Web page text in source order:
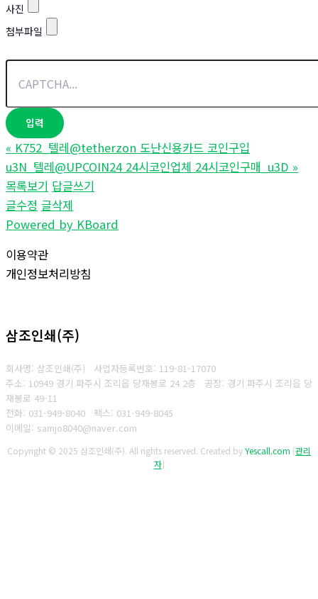
사진
첨부파일
« K752_텔레@tetherzon 도난신용카드 코인구입
u3N_텔레@UPCOIN24 24시코인업체 24시코인구매_u3D »
목록보기 답글쓰기
글수정 글삭제
Powered by KBoard
이용약관
개인정보처리방침
삼조인쇄(주)
회사명: 삼조인쇄(주) 사업자등록번호: 119-81-17070
주소: 10949 경기 파주시 조리읍 당재봉로 24 2층 공장: 경기 파주시 조리읍 당
재봉로 49-11
전화: 031-949-8040
팩스: 031-949-8045
이메일: samjo8040@naver.com
Copyright © 2025 삼조인쇄(주). All rights reserved. Created byYescall.com [관리
자]